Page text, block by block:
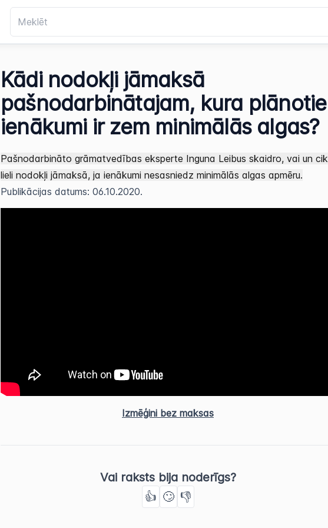
Kādi nodokļi jāmaksā
pašnodarbinātajam, kura plānotie
ienākumi ir zem minimālās algas?
Pašnodarbināto grāmatvedības eksperte Inguna Leibus skaidro, vai un cik
lieli nodokļi jāmaksā, ja ienākumi nesasniedz minimālās algas apmēru.
Publikācijas datums: 06.10.2020.
Izmēģini bez maksas
Vai raksts bija noderīgs?
👍 🙄 👎